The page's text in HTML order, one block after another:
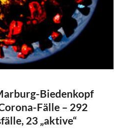
Biedenkopf
Fälle – 292
23 „aktive“